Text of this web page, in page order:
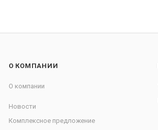
О КОМПАНИИ
О компании
Новости
Комплексное предложение